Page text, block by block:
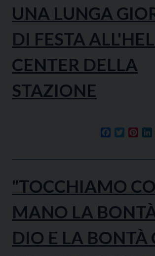
UNA LUNGA
DI FESTA
CENTER DELLA
STAZIONE
Facebook
Twitter
"TOCCHIAMO
MANO LA
DIO E LA BONTÀ